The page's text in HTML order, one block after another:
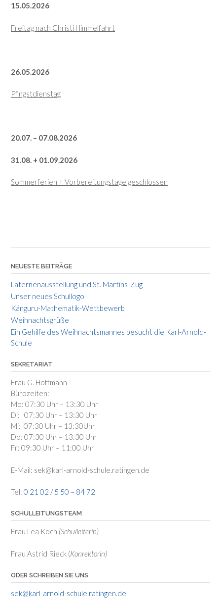
15.05.2026
Freitag nach Christi Himmelfahrt
26.05.2026
Pfingstdienstag
20.07. – 07.08.2026
31.08. + 01.09.2026
Sommerferien + Vorbereitungstage geschlossen
NEUESTE BEITRÄGE
Laternenausstellung und St. Martins-Zug
Unser neues Schullogo
Känguru-Mathematik-Wettbewerb
Weihnachtsgrüße
Ein Gehilfe des Weihnachtsmannes besucht die Karl-Arnold-
Schule
SEKRETARIAT
Frau G. Hoffmann
Bürozeiten:
Mo: 07:30 Uhr – 13:30 Uhr
Di: 07:30 Uhr – 13:30 Uhr
Mi: 07:30 Uhr – 13:30Uhr
Do: 07:30 Uhr – 13:30 Uhr
Fr: 09:30 Uhr – 11:00 Uhr
E-Mail: sek@karl-arnold-schule.ratingen.de
Tel: 0 21 02 / 5 50 – 84 72
SCHULLEITUNGSTEAM
Frau Lea Koch (Schulleiterin)
Frau Astrid Rieck (Konrektorin)
ODER SCHREIBEN SIE UNS
sek@karl-arnold-schule.ratingen.de